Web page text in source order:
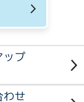
ップ
わせ